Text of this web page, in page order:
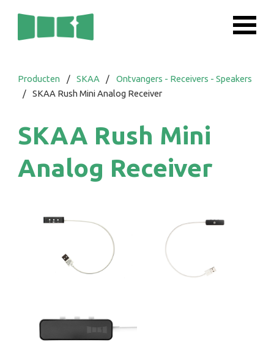
Producten / SKAA /
Ontvangers - Receivers - Speakers
/
SKAA Rush Mini Analog Receiver
SKAA Rush Mini
Analog Receiver